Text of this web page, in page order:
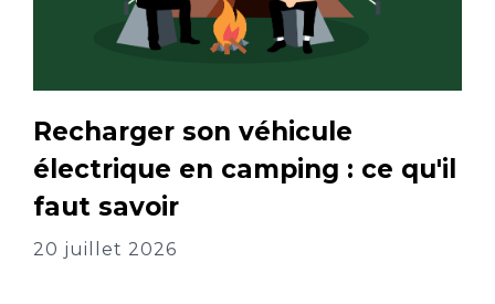
Recharger son véhicule
électrique en camping : ce qu'il
faut savoir
20 juillet 2026